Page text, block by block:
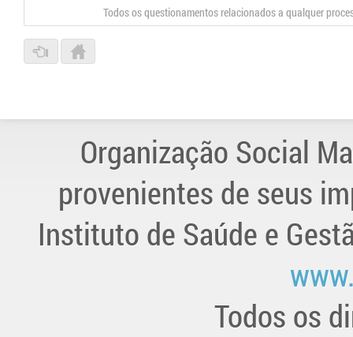
Todos os questionamentos relacionados a qualquer
Organização Social
provenientes de seus
Instituto de Saúde e
Todos os